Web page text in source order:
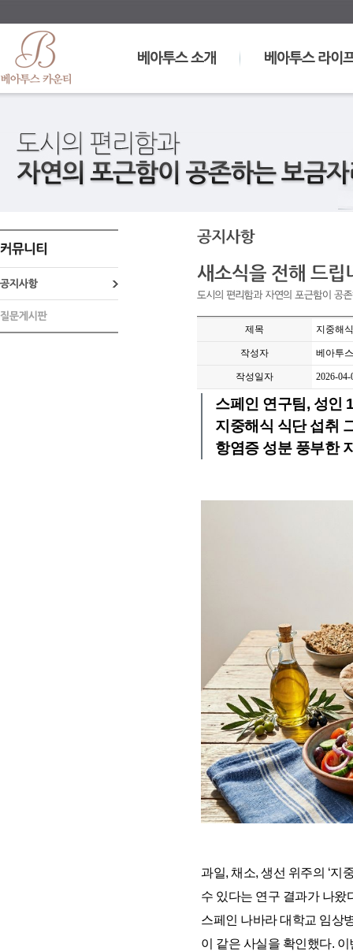
제목 지중해
작성자 베아투
작성일자 2026-04-
스페인 연구팀, 성인
지중해식 식단 섭취
항염증 성분 풍부한
과일, 채소, 생선 위주의 ‘지
수 있다는 연구 결과가 나왔
스페인 나바라 대학교 임상
이 같은 사실을 확인했다.